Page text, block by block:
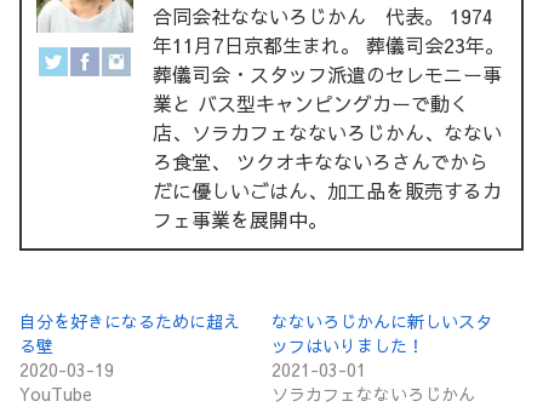
合同会社なないろじかん 代表。 1974
年11月7日京都生まれ。 葬儀司会23年。
葬儀司会・スタッフ派遣のセレモニー事
業と バス型キャンピングカーで動く
店、ソラカフェなないろじかん、なない
ろ食堂、 ツクオキなないろさんでから
だに優しいごはん、加工品を販売するカ
フェ事業を展開中。
自分を好きになるために超え
る壁
2020-03-19
YouTube
なないろじかんに新しいスタ
ッフはいりました！
2021-03-01
ソラカフェなないろじかん